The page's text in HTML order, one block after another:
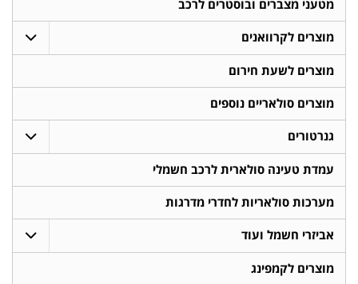
מטעני מצברים ובוסטרים לרכב
מוצרים לקרוואנים
מוצרים לשעת חירום
מוצרים סולאריים נוספים
גנרטורים
עמדת טעינה סולארית לרכב חשמלי
מערכות סולאריות לחדרי מדרגות
אביזרי חשמל ועוד
מוצרים לקמפינג